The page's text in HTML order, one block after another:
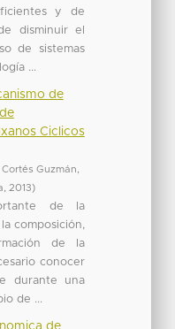
y de
disminuir el
de sistemas
...
de
Ciclicos
Cortés Guzmán,
2013)
de la
composición,
de la
conocer
durante una
de ...
de